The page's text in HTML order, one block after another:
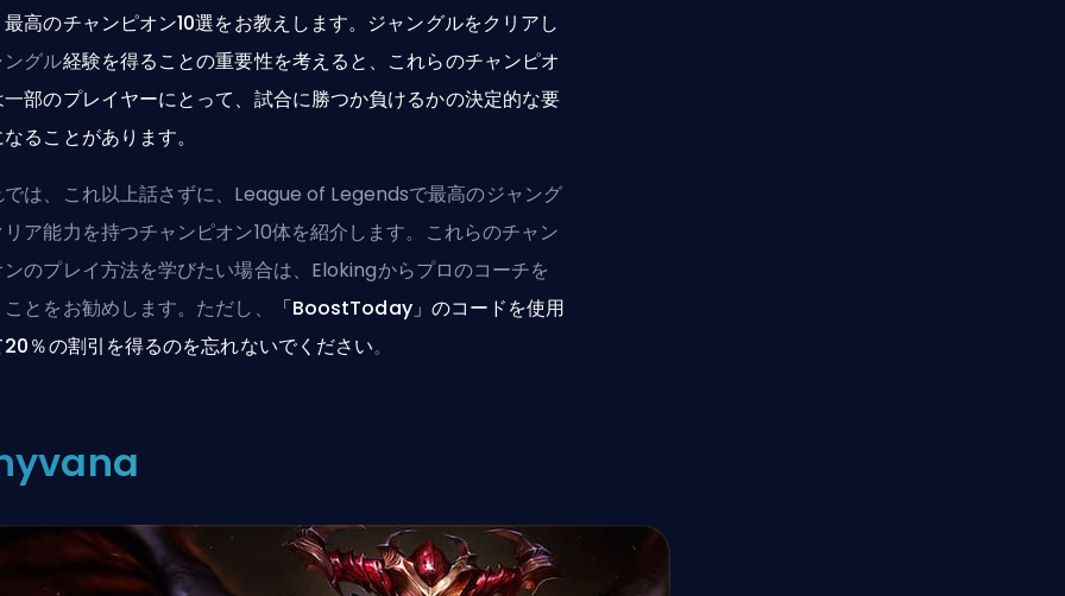
高のチャンピオン10選をお教えします。ジャングルをクリアし
グル経験を得ることの重要性を考えると、これらのチャンピオ
部のプレイヤーにとって、試合に勝つか負けるかの決定的な要
ることがあります。
では、これ以上話さずに、League of Legendsで最高のジャング
ア能力を持つチャンピオン10体を紹介します。これらのチャン
のプレイ方法を学びたい場合は、 Elokingからプロのコーチを
ことをお勧めします。ただし、
「BoostToday」のコードを使用
％の割引を得るのを忘れないでください。